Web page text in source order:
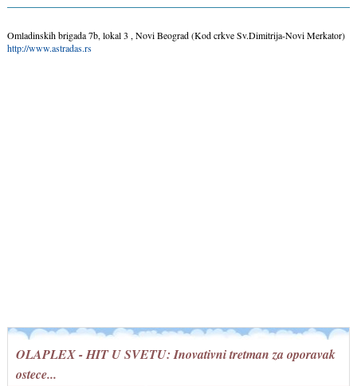
Omladinskih brigada 7b, lokal 3 , Novi Beograd (Kod crkve Sv.Dimitrija-Novi Merkator)
http://www.astradas.rs
OLAPLEX - HIT U SVETU: Inovativni tretman za oporavak
ostece...